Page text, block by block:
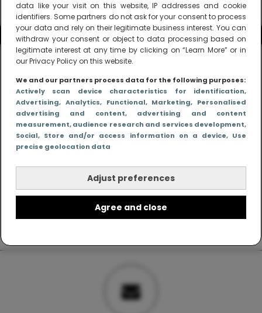
data like your visit on this website, IP addresses and cookie
identifiers. Some partners do not ask for your consent to process
your data and rely on their legitimate business interest. You can
withdraw your consent or object to data processing based on
legitimate interest at any time by clicking on “Learn More” or in
our Privacy Policy on this website.
We and our partners process data for the following purposes:
Actively scan device characteristics for identification,
Advertising, Analytics, Functional, Marketing, Personalised
advertising and content, advertising and content
measurement, audience research and services development,
Social, Store and/or access information on a device, Use
precise geolocation data
Adjust preferences
Agree and close